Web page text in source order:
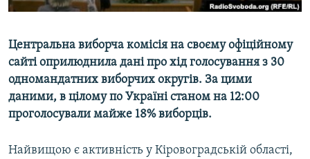
УКРАЇНСЬКА ПРОБЛЕМА КРИМУ
Усі сайти RFE/RL
Центральна виборча комісія на своєму офіційному
сайті оприлюднила дані про хід голосування з 30
одномандатних виборчих округів. За цими
даними, в цілому по Україні станом на 12:00
проголосували майже 18% виборців.
Найвищою є активність у Кіровоградській області,